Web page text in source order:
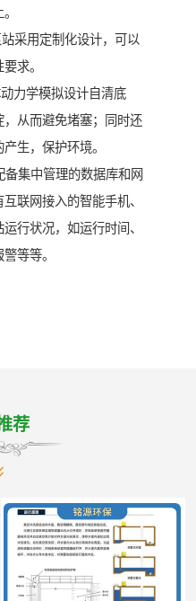
采用定制化设计，可以
求。
力学模拟设计自清底
从而避免堵塞；同时还
生，保护环境。
集中管理的数据库和网
联网接入的智能手机、
行状况，如运行时间、
等等。
荐